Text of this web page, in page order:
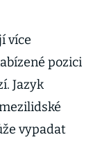
více
pozici
Jazyk
vypadat